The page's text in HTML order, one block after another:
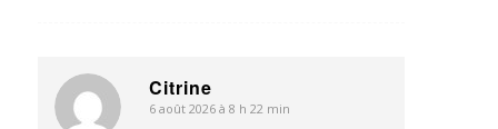
Citrine
dit
6 août 2026 à 8 h 22 min